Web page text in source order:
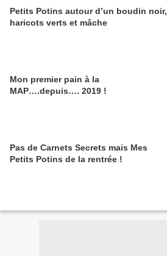
Petits Potins autour d’un boudin noir,
haricots verts et mâche
Mon premier pain à la
MAP….depuis…. 2019 !
Pas de Carnets Secrets mais Mes
Petits Potins de la rentrée !